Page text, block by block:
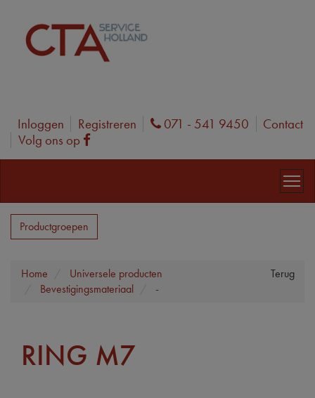
Inloggen Registreren Phone
071 - 541 9450
Contact
Volg ons op
Facebook
Productgroepen
Terug
Home
Universele producten
Bevestigingsmateriaal
-
RING M7